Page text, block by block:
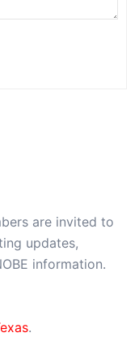
are invited to
updates,
information.
.